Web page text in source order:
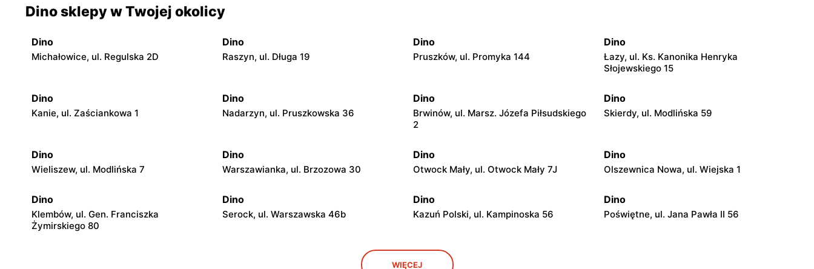
Dino sklepy w Twojej okolicy
Dino
Michałowice, ul. Regulska 2D
Dino
Raszyn, ul. Długa 19
Dino
Pruszków, ul. Promyka 144
Dino
Łazy, ul. Ks. Kanonika Henryka
Słojewskiego 15
Dino
Kanie, ul. Zaściankowa 1
Dino
Nadarzyn, ul. Pruszkowska 36
Dino
Brwinów, ul. Marsz. Józefa Piłsudskiego
2
Dino
Skierdy, ul. Modlińska 59
Dino
Wieliszew, ul. Modlińska 7
Dino
Warszawianka, ul. Brzozowa 30
Dino
Otwock Mały, ul. Otwock Mały 7J
Dino
Olszewnica Nowa, ul. Wiejska 1
Dino
Klembów, ul. Gen. Franciszka
Żymirskiego 80
Dino
Serock, ul. Warszawska 46b
Dino
Kazuń Polski, ul. Kampinoska 56
Dino
Poświętne, ul. Jana Pawła II 56
WIĘCEJ